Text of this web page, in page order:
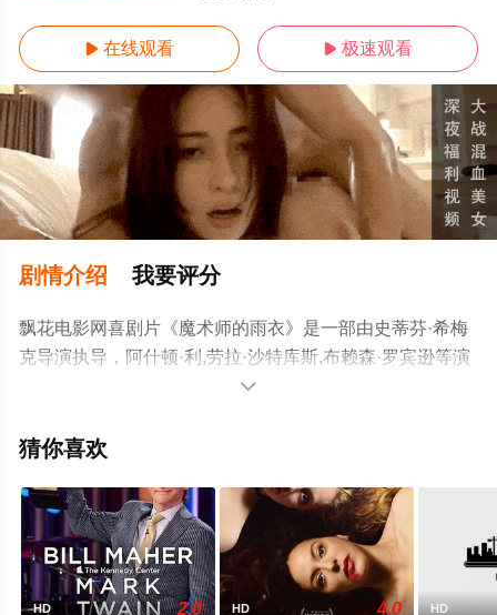
 在线观看  极速观看
剧情介绍 我要评分
飘花电影网喜剧片《魔术师的雨衣》是一部由史蒂芬·希梅
克导演执导，阿什顿·利,劳拉·沙特库斯,布赖森·罗宾逊等演
员精彩演绎的美国电影，手机免费观看高清无删减完整版
影、电视猫或剧情网等平台了解。

猜你喜欢
HD 2.0 HD 4.0 HD